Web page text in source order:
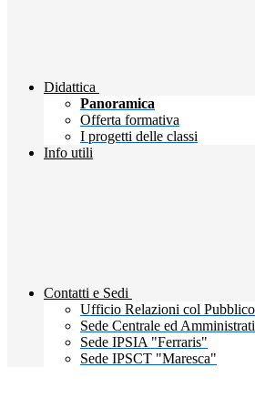
Didattica
Panoramica
Offerta formativa
I progetti delle classi
Info utili
Contatti e Sedi
Ufficio Relazioni col
Sede Centrale ed
Sede IPSIA "Ferraris"
Sede IPSCT "Maresca"